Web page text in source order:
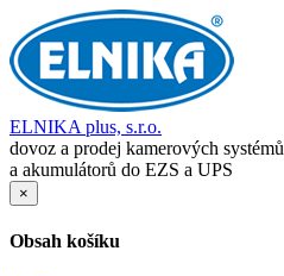
ELNIKA plus, s.r.o.
dovoz a prodej kamerových systémů
a akumulátorů do EZS a UPS
×
Obsah košíku